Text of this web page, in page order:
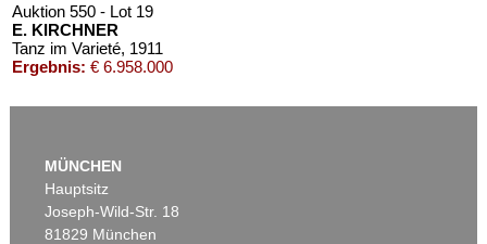
Auktion 550 - Lot 19
E. KIRCHNER
Tanz im Varieté, 1911
Ergebnis: € 6.958.000
MÜNCHEN
Hauptsitz
Joseph-Wild-Str. 18
81829 München